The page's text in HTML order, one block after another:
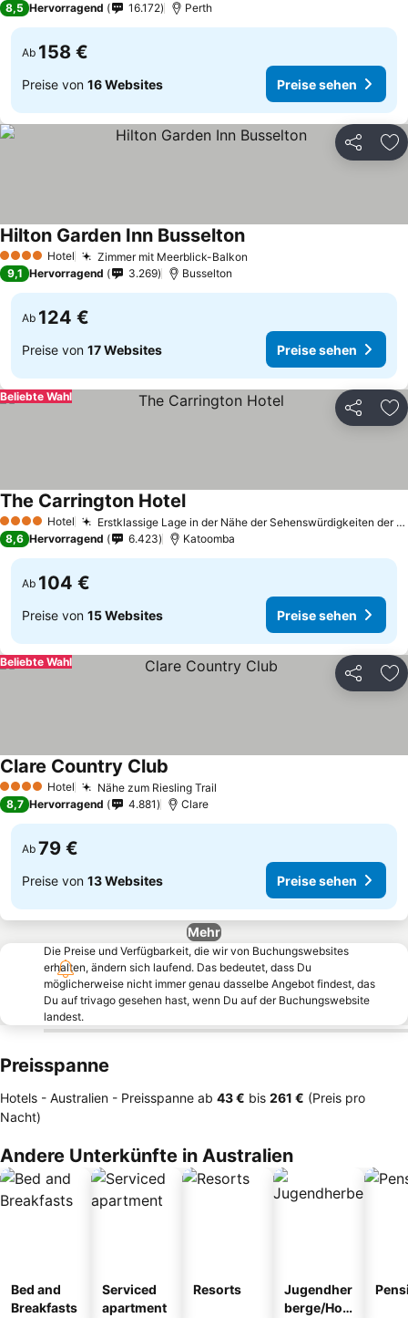
8,5 Hervorragend 16.172 Perth
Ab 158 €
Preise von 16 Websites Preise sehen
Teilen
4 Sterne Hotel Zimmer mit Meerblick-Balkon
Hilton Garden Inn Busselton
9,1 Hervorragend 3.269 Busselton
Ab 124 €
Preise von 17 Websites Preise sehen
Teilen
Beliebte Wahl
4 Sterne Hotel Erstklassige Lage in der Nähe der Sehenswürdigkeiten der Blue Mountains
The Carrington Hotel
8,6 Hervorragend 6.423 Katoomba
Ab 104 €
Preise von 15 Websites Preise sehen
Teilen
Beliebte Wahl
4 Sterne Hotel Nähe zum Riesling Trail
Clare Country Club
8,7 Hervorragend 4.881 Clare
Ab 79 €
Preise von 13 Websites Preise sehen
Mehr
Die Preise und Verfügbarkeit, die wir von Buchungswebsites
erhalten, ändern sich laufend. Das bedeutet, dass Du
möglicherweise nicht immer genau dasselbe Angebot findest, das
Du auf trivago gesehen hast, wenn Du auf der Buchungswebsite
landest.
Preisspanne
Hotels - Australien - Preisspanne ab ‎43 € bis ‎261 € (Preis pro
Nacht)
Andere Unterkünfte in Australien
Bed and
Breakfasts
Serviced
apartment
Resorts
Jugendher
berge/Hos